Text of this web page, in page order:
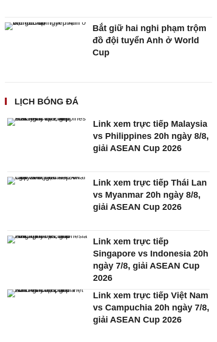
Bắt giữ hai nghi phạm trộm
đồ đội tuyển Anh ở World
Cup
LỊCH BÓNG ĐÁ
Link xem trực tiếp Malaysia
vs Philippines 20h ngày 8/8,
giải ASEAN Cup 2026
Link xem trực tiếp Thái Lan
vs Myanmar 20h ngày 8/8,
giải ASEAN Cup 2026
Link xem trực tiếp
Singapore vs Indonesia 20h
ngày 7/8, giải ASEAN Cup
2026
Link xem trực tiếp Việt Nam
vs Campuchia 20h ngày 7/8,
giải ASEAN Cup 2026